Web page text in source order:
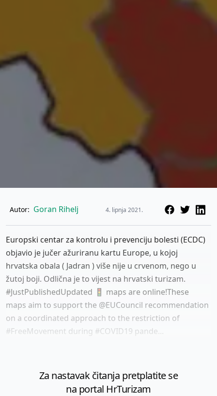
Autor: Goran Rihelj 4. lipnja 2021.
Europski centar za kontrolu i prevenciju bolesti (ECDC)
objavio je jučer ažuriranu kartu Europe, u kojoj
hrvatska obala ( Jadran ) više nije u crvenom, nego u
žutoj boji. Odlična je to vijest na hrvatski turizam.
#JustPublishedUpdated 🚦 maps are online!These
maps aim to support the @EUCouncil recommendation
on a coordinated approach to the restriction of
#FreeMovement during #COVID19 pande...
Za nastavak čitanja pretplatite se
na portal HrTurizam